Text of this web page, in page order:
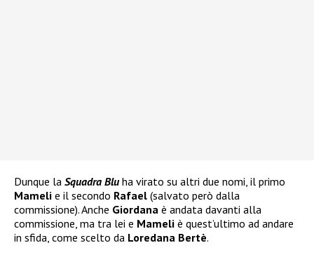
Dunque la Squadra Bluha virato su altri due nomi, il primo
Mameli e il secondo Rafael (salvato però dalla
commissione). Anche Giordana è andata davanti alla
commissione, ma tra lei e Mameli è quest’ultimo ad andare
in sfida, come scelto da Loredana Bertè.